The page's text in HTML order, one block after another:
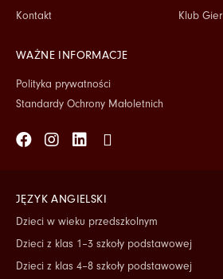
Kontakt
Klub Gier
WAŻNE INFORMACJE
Polityka prywatności
Standardy Ochrony Małoletnich
Facebook
Instagram
Linkedin
Tiktok
JĘZYK ANGIELSKI
Dzieci w wieku przedszkolnym
Dzieci z klas 1–3 szkoły podstawowej
Dzieci z klas 4–8 szkoły podstawowej